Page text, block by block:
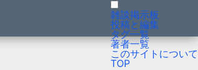
雑談掲示板
投稿と編集
タグ一覧
著者一覧
このサイトについて
TOP